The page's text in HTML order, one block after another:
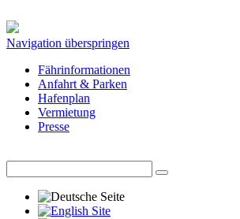
Navigation überspringen
Fährinformationen
Anfahrt & Parken
Hafenplan
Vermietung
Presse